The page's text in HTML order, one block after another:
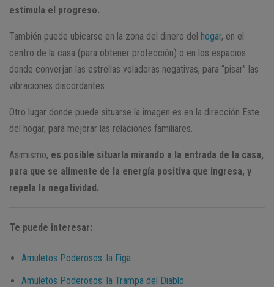
estimula el progreso.
También puede ubicarse en la zona del dinero del hogar, en el
centro de la casa (para obtener protección) o en los espacios
donde converjan las estrellas voladoras negativas, para “pisar” las
vibraciones discordantes.
Otro lugar donde puede situarse la imagen es en la dirección Este
del hogar, para mejorar las relaciones familiares.
Asimismo, es posible situarla mirando a la entrada de la casa,
para que se alimente de la energía positiva que ingresa, y
repela la negatividad.
Te puede interesar:
Amuletos Poderosos: la Figa
Amuletos Poderosos: la Trampa del Diablo